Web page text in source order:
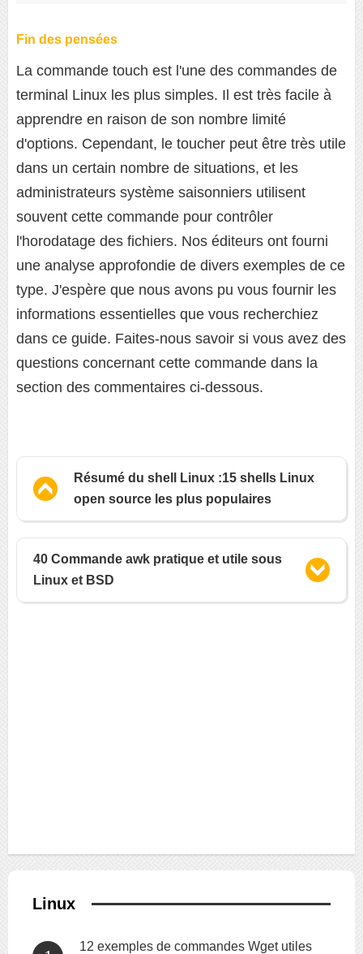
Fin des pensées
La commande touch est l'une des commandes de
terminal Linux les plus simples. Il est très facile à
apprendre en raison de son nombre limité
d'options. Cependant, le toucher peut être très utile
dans un certain nombre de situations, et les
administrateurs système saisonniers utilisent
souvent cette commande pour contrôler
l'horodatage des fichiers. Nos éditeurs ont fourni
une analyse approfondie de divers exemples de ce
type. J'espère que nous avons pu vous fournir les
informations essentielles que vous recherchiez
dans ce guide. Faites-nous savoir si vous avez des
questions concernant cette commande dans la
section des commentaires ci-dessous.
Résumé du shell Linux :15 shells Linux
open source les plus populaires
40 Commande awk pratique et utile sous
Linux et BSD
Linux
12 exemples de commandes Wget utiles